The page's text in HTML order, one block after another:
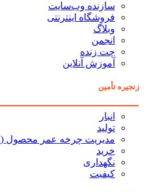
سازنده وب‌سایت
فروشگاه اینترنتی
وبلاگ
انجمن
چت زنده
آموزش آنلاین
زنجیره تأمین
انبار
تولید
مدیریت چرخه عمر محصول (PLM)
خرید
نگهداری
کیفیت